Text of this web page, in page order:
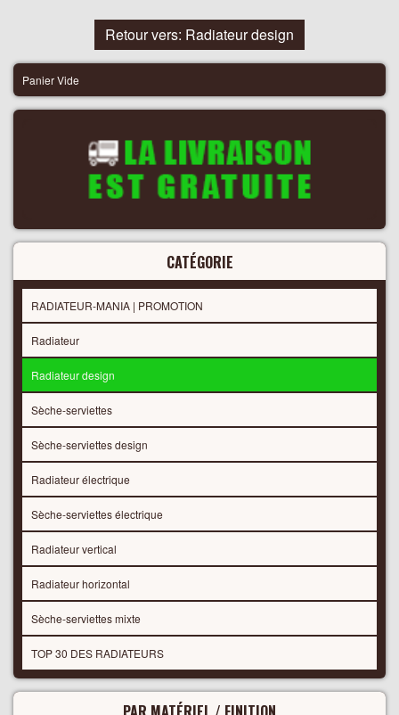
Retour vers: Radiateur design
Panier Vide
CATÉGORIE
RADIATEUR-MANIA | PROMOTION
Radiateur
Radiateur design
Sèche-serviettes
Sèche-serviettes design
Radiateur électrique
Sèche-serviettes électrique
Radiateur vertical
Radiateur horizontal
Sèche-serviettes mixte
TOP 30 DES RADIATEURS